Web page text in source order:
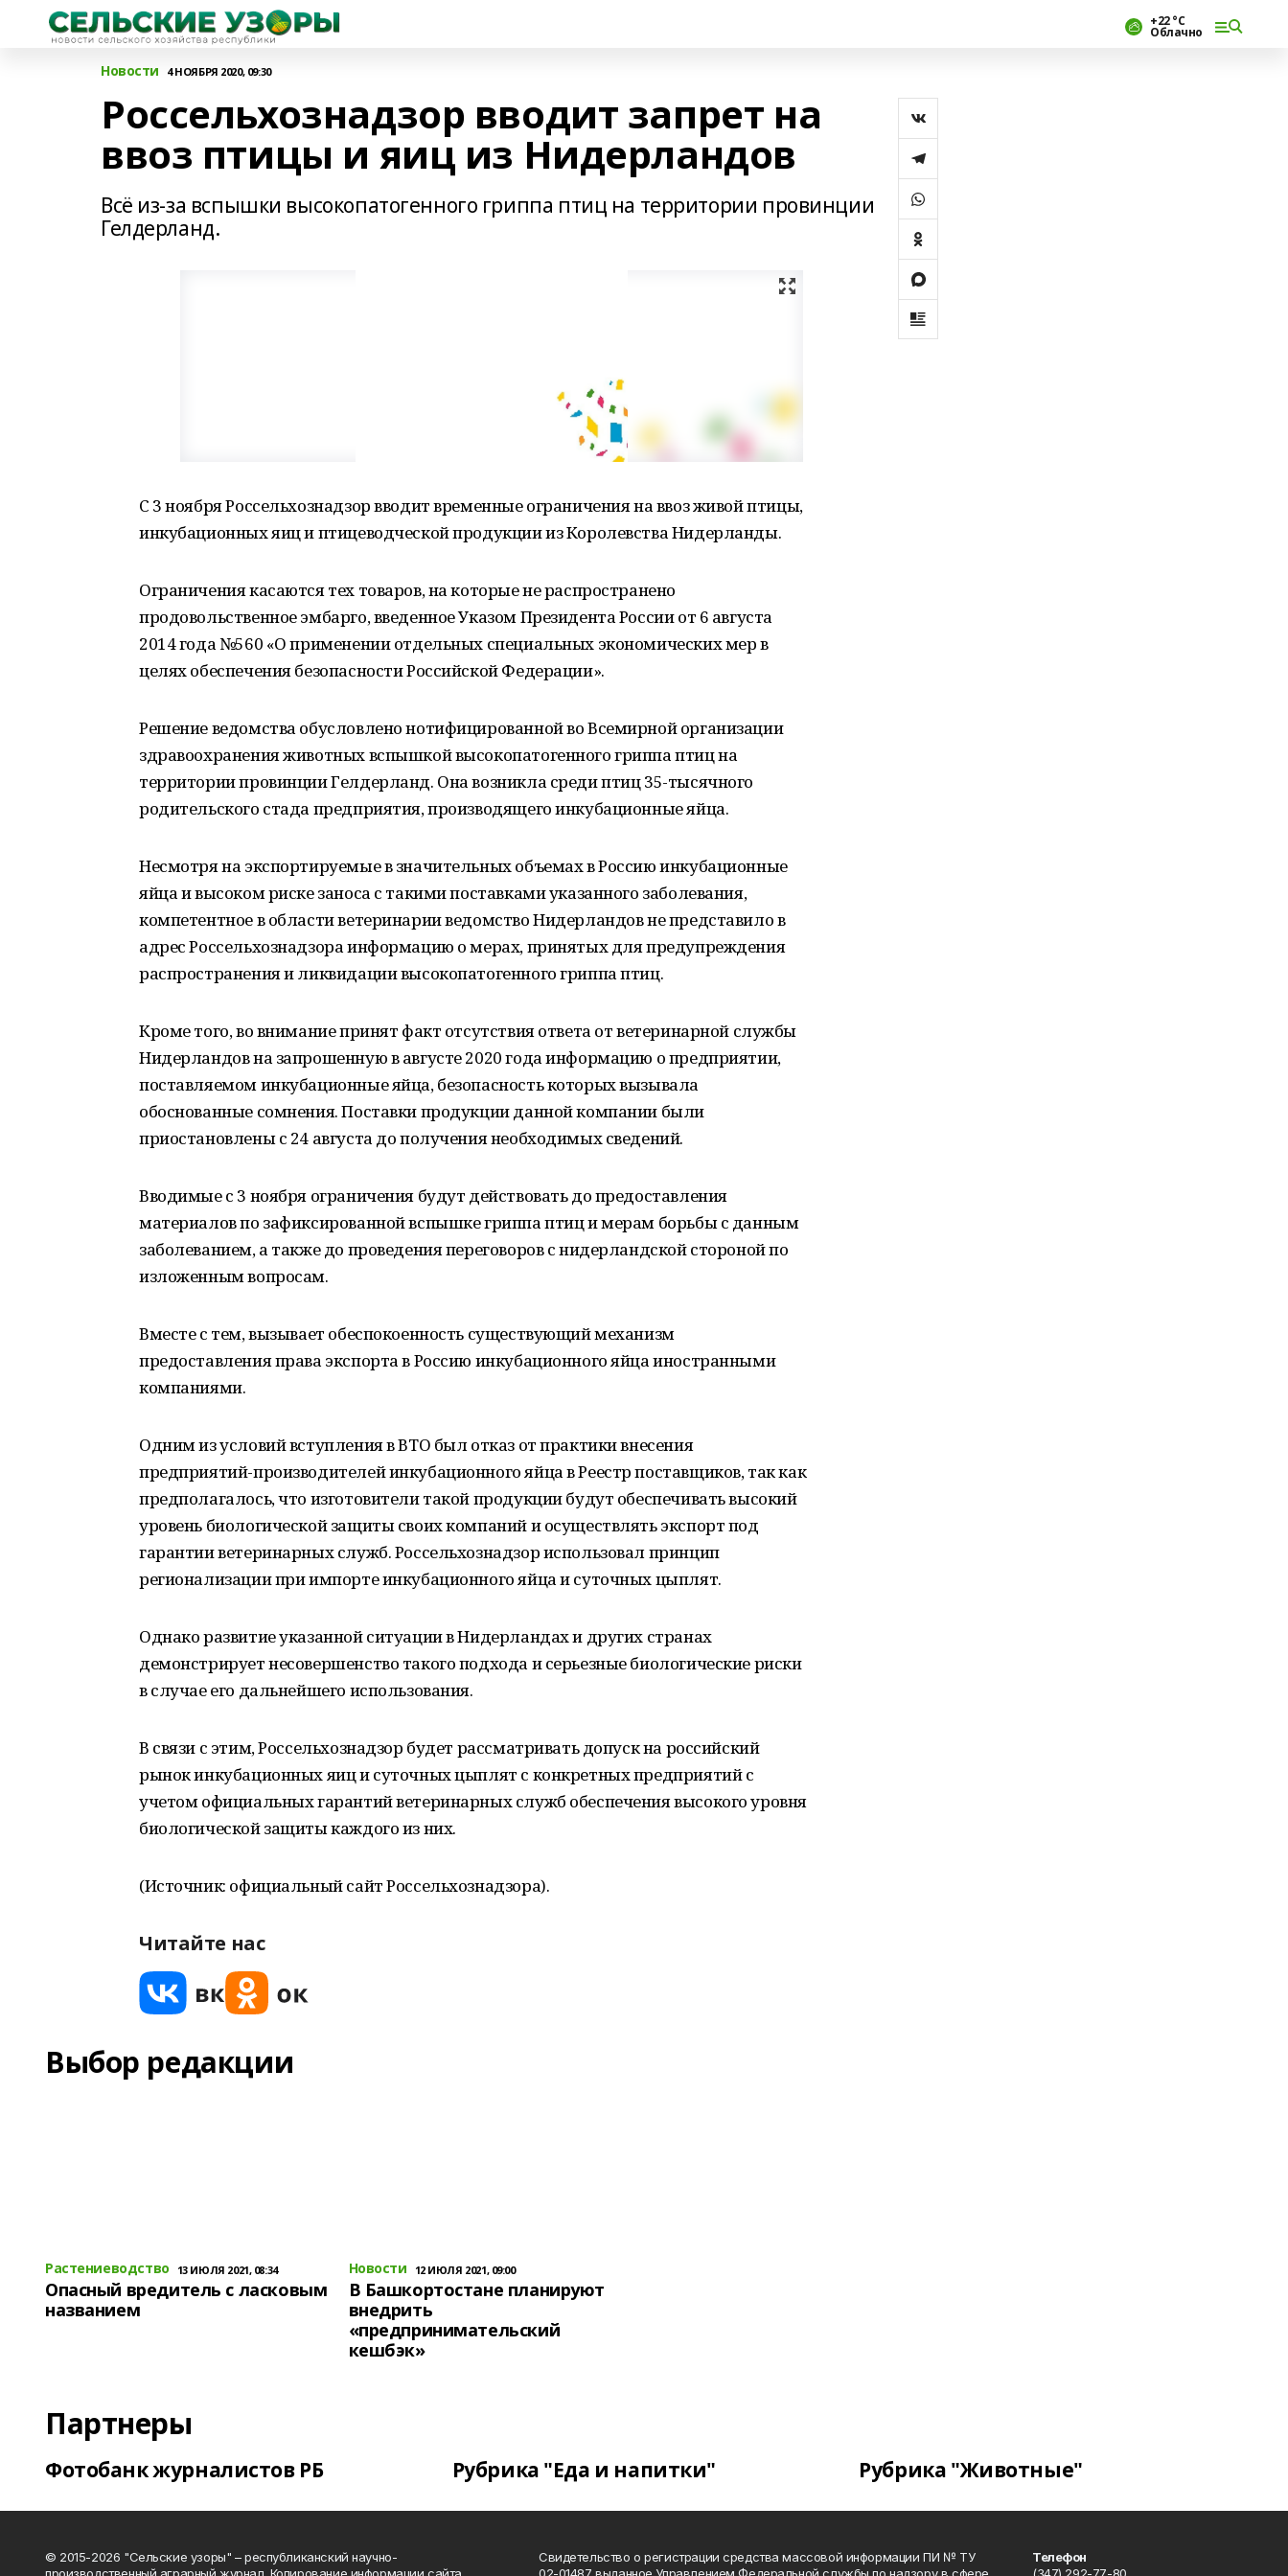
+22 °С
Облачно
Новости 4 НОЯБРЯ 2020, 09:30
Россельхознадзор вводит запрет на
ввоз птицы и яиц из Нидерландов
Всё из-за вспышки высокопатогенного гриппа птиц на территории провинции
Гелдерланд.
С 3 ноября Россельхознадзор вводит временные ограничения на ввоз живой птицы,
инкубационных яиц и птицеводческой продукции из Королевства Нидерланды.
Ограничения касаются тех товаров, на которые не распространено
продовольственное эмбарго, введенное Указом Президента России от 6 августа
2014 года №560 «О применении отдельных специальных экономических мер в
целях обеспечения безопасности Российской Федерации».
Решение ведомства обусловлено нотифицированной во Всемирной организации
здравоохранения животных вспышкой высокопатогенного гриппа птиц на
территории провинции Гелдерланд. Она возникла среди птиц 35-тысячного
родительского стада предприятия, производящего инкубационные яйца.
Несмотря на экспортируемые в значительных объемах в Россию инкубационные
яйца и высоком риске заноса с такими поставками указанного заболевания,
компетентное в области ветеринарии ведомство Нидерландов не представило в
адрес Россельхознадзора информацию о мерах, принятых для предупреждения
распространения и ликвидации высокопатогенного гриппа птиц.
Кроме того, во внимание принят факт отсутствия ответа от ветеринарной службы
Нидерландов на запрошенную в августе 2020 года информацию о предприятии,
поставляемом инкубационные яйца, безопасность которых вызывала
обоснованные сомнения. Поставки продукции данной компании были
приостановлены с 24 августа до получения необходимых сведений.
Вводимые с 3 ноября ограничения будут действовать до предоставления
материалов по зафиксированной вспышке гриппа птиц и мерам борьбы с данным
заболеванием, а также до проведения переговоров с нидерландской стороной по
изложенным вопросам.
Вместе с тем, вызывает обеспокоенность существующий механизм
предоставления права экспорта в Россию инкубационного яйца иностранными
компаниями.
Одним из условий вступления в ВТО был отказ от практики внесения
предприятий-производителей инкубационного яйца в Реестр поставщиков, так как
предполагалось, что изготовители такой продукции будут обеспечивать высокий
уровень биологической защиты своих компаний и осуществлять экспорт под
гарантии ветеринарных служб. Россельхознадзор использовал принцип
регионализации при импорте инкубационного яйца и суточных цыплят.
Однако развитие указанной ситуации в Нидерландах и других странах
демонстрирует несовершенство такого подхода и серьезные биологические риски
в случае его дальнейшего использования.
В связи с этим, Россельхознадзор будет рассматривать допуск на российский
рынок инкубационных яиц и суточных цыплят с конкретных предприятий с
учетом официальных гарантий ветеринарных служб обеспечения высокого уровня
биологической защиты каждого из них.
(Источник: официальный сайт Россельхознадзора).
Читайте нас
Выбор редакции
Растениеводство 13 ИЮЛЯ 2021, 08:34
Опасный вредитель с ласковым
названием
Новости 12 ИЮЛЯ 2021, 09:00
В Башкортостане планируют
внедрить
«предпринимательский
кешбэк»
Партнеры
Фотобанк журналистов РБ Рубрика "Еда и напитки" Рубрика "Животные"
© 2015-2026 "Сельские узоры" – республиканский научно-
Свидетельство о регистрации средства массовой информации ПИ № ТУ
Телефон